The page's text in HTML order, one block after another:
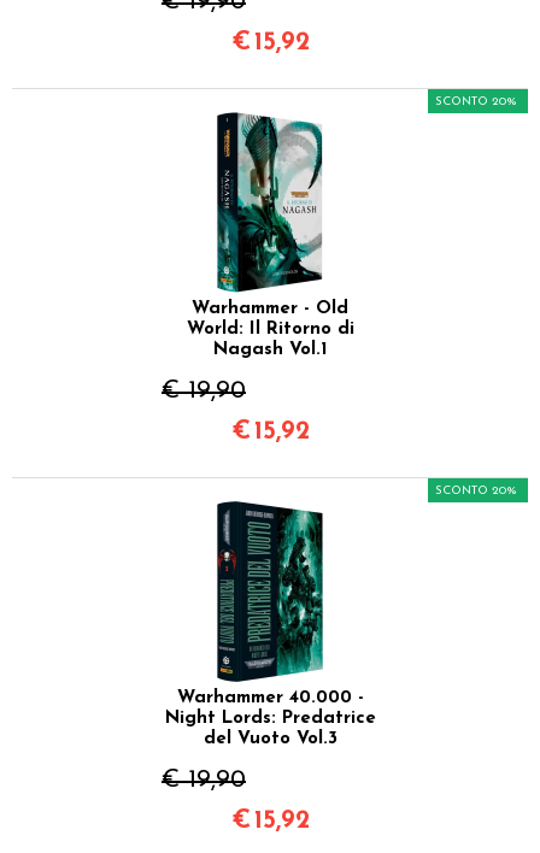
€ 15,92
Warhammer - Old
World: Il Ritorno di
Nagash Vol.1
€ 19,90
SCONTO 20%
€ 15,92
Warhammer 40.000 -
Night Lords: Predatrice
del Vuoto Vol.3
€ 19,90
SCONTO 20%
€ 15,92